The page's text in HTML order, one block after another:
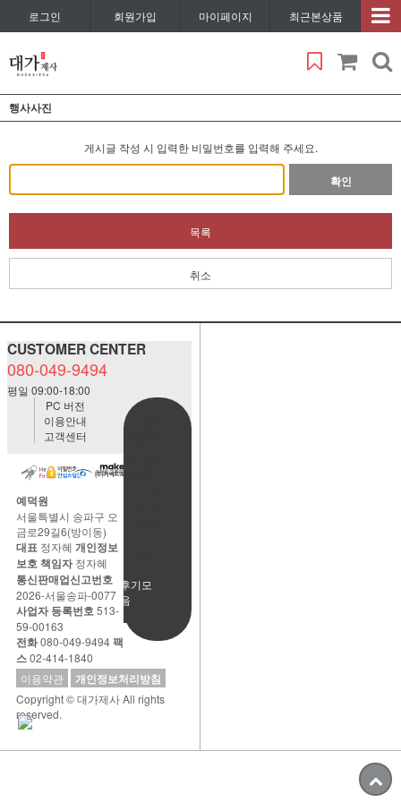
로그인 회원가입 마이페이지 최근본상품
행사사진
게시글 작성 시 입력한 비밀번호를 입력해 주세요.
확인
목록
취소
CUSTOMER CENTER
080-049-9494
평일 09:00-18:00
사용후기모
음
PC 버전
이용안내
고객센터
예덕원
서울특별시 송파구 오
금로29길6(방이동)
대표 정자혜 개인정보
보호 책임자정자혜
통신판매업신고번호
2026-서울송파-0077
사업자 등록번호513-
59-00163
전화080-049-9494팩
스02-414-1840
이용약관
개인정보처리방침
Copyright © 대가제사 All rights
reserved.